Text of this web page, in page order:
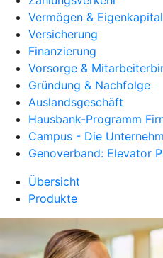
Vermögen & Eigenkapital
Versicherung
Finanzierung
Vorsorge &
Gründung & Nachfolge
Auslandsgeschäft
Hausbank-Programm
Campus - Die
Genoverband: Elevator
Übersicht
Produkte